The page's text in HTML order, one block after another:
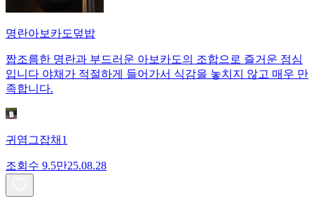
명란아보카도덮밥
짭조름한 명란과 부드러운 아보카도의 조합으로 즐거운 점심
입니다 야채가 적절하게 들어가서 식감을 놓치지 않고 매우 만
족합니다.
귀염그잡채1
조회수 9.5만25.08.28